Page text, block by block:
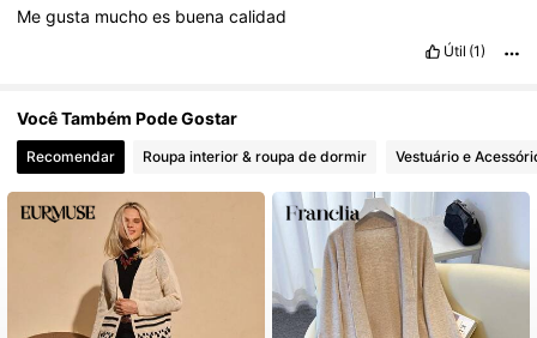
Megusta muchoes buenacalidad
Útil (1)
Você Também Pode Gostar
Recomendar Roupa interior & roupa de dormir Vestuário e